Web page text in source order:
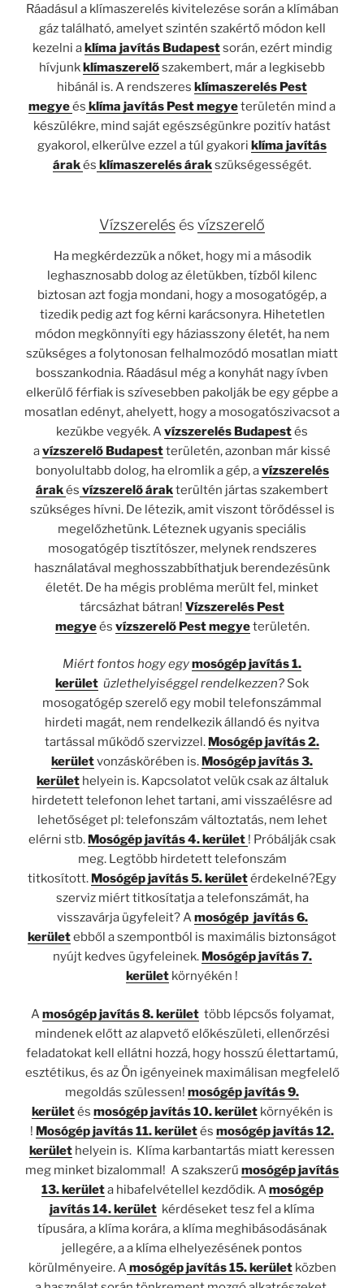
Ráadásul a klímaszerelés kivitelezése során a klímában
gáz található, amelyet szintén szakértő módon kell
kezelni aklíma javítás Budapestsorán, ezért mindig
hívjunkklímaszerelőszakembert, már a legkisebb
hibánál is. A rendszeres klímaszerelés Pest
megyeés klíma javítás Pest megyeterületén mind a
készülékre, mind saját egészségünkre pozitív hatást
gyakorol, elkerülve ezzel a túl gyakori klíma javítás
árakés klímaszerelés árakszükségességét.
Vízszerelés ésvízszerelő
Ha megkérdezzük a nőket, hogy mi a második
leghasznosabb dolog az életükben, tízből kilenc
biztosan azt fogja mondani, hogy a mosogatógép, a
tizedik pedig azt fog kérni karácsonyra. Hihetetlen
módon megkönnyíti egy háziasszony életét, ha nem
szükséges a folytonosan felhalmozódó mosatlan miatt
bosszankodnia. Ráadásul még a konyhát nagy ívben
elkerülő férfiak is szívesebben pakolják be egy gépbe a
mosatlan edényt, ahelyett, hogy a mosogatószivacsot a
kezükbe vegyék. Avízszerelés Budapestés
avízszerelő Budapestterületén, azonban már kissé
bonyolultabb dolog, ha elromlik a gép, avízszerelés
árakés vízszerelő árakterültén jártas szakembert
szükséges hívni. De létezik, amit viszont törődéssel is
megelőzhetünk. Léteznek ugyanis speciális
mosogatógép tisztítószer, melynek rendszeres
használatával meghosszabbíthatjuk berendezésünk
életét. De ha mégis probléma merült fel, minket
tárcsázhat bátran! Vízszerelés Pest
megyeés vízszerelő Pest megyeterületén.
Miért fontos hogy egymosógép javítás 1.
kerület üzlethelyiséggel rendelkezzen? Sok
mosogatógép szerelő egy mobil telefonszámmal
hirdeti magát, nem rendelkezik állandó és nyitva
tartással működő szervizzel. Mosógép javítás 2.
kerületvonzáskörében is. Mosógép javítás 3.
kerülethelyein is. Kapcsolatot velük csak az általuk
hirdetett telefonon lehet tartani, ami visszaélésre ad
lehetőséget pl: telefonszám változtatás, nem lehet
elérni stb. Mosógép javítás 4. kerület ! Próbálják csak
meg. Legtöbb hirdetett telefonszám
titkosított. Mosógép javítás 5. kerületérdekelné?Egy
szerviz miért titkosítatja a telefonszámát, ha
visszavárja ügyfeleit? Amosógép javítás 6.
kerületebből a szempontból is maximális biztonságot
nyújt kedves ügyfeleinek. Mosógép javítás 7.
kerület környékén !
Amosógép javítás 8. kerülettöbb lépcsős folyamat,
mindenek előtt az alapvető előkészületi, ellenőrzési
feladatokat kell ellátni hozzá, hogy hosszú élettartamú,
esztétikus, és az Ön igényeinek maximálisan megfelelő
megoldás szülessen! mosógép javítás 9.
kerületés mosógép javítás 10. kerületkörnyékén is
! Mosógép javítás 11. kerületés mosógép javítás 12.
kerület helyein is. Klíma karbantartás miatt keressen
meg minket bizalommal! A szakszerű mosógép javítás
13. kerületa hibafelvétellel kezdődik. Amosógép
javítás 14. kerület kérdéseket tesz fel a klíma
típusára, a klíma korára, a klíma meghibásodásának
jellegére, a a klíma elhelyezésének pontos
körülményeire. Amosógép javítás 15. kerületközben